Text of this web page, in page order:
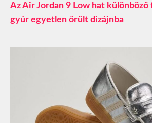
Az Air Jordan 9 Low hat
gyúr egyetlen őrült dizájnba